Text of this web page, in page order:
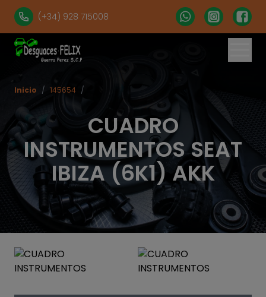
(+34) 928 715008
CUADRO
INSTRUMENTOS SEAT
IBIZA (6K1) AKK
Inicio / 145654 /